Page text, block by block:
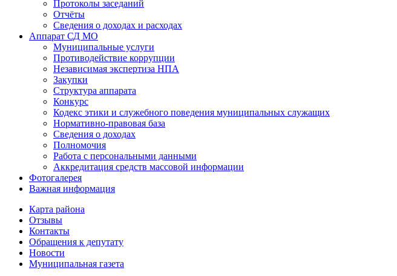
Протоколы заседаний
Отчёты
Сведения о доходах и расходах
Аппарат СД МО
Муниципальные услуги
Противодействие коррупции
Независимая экспертиза НПА
Закупки
Структура аппарата
Конкурс
Кодекс этики и служебного поведения муниципальных служащих
Нормативно-правовая база
Сведения о доходах
Полномочия
Работа с персональными данными
Аккредитация средств массовой информации
Фотогалерея
Важная информация
Карта района
Отзывы
Контакты
Обращения к депутату
Новости
Муниципальная газета